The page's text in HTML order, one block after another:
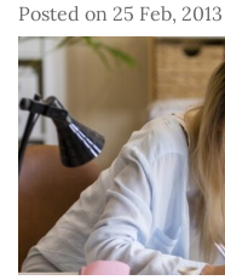
Posted on 25 Feb, 2013